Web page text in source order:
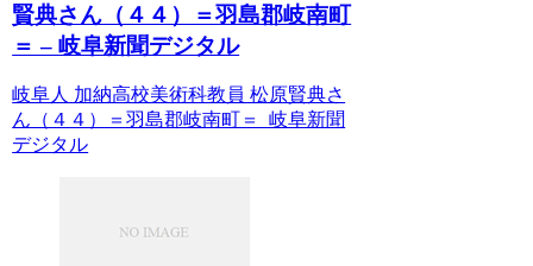
賢典さん（４４）＝羽島郡岐南町
＝ – 岐阜新聞デジタル
岐阜人 加納高校美術科教員 松原賢典さ
ん（４４）＝羽島郡岐南町＝ 岐阜新聞
デジタル